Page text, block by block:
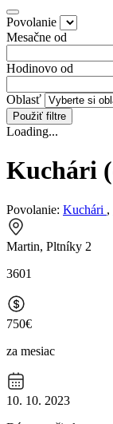
Povolanie
Mesačne od
Hodinovo od
Oblasť
Použiť filtre
Loading...
Kuchári
Povolanie: Kuchári ,
Martin, Pltníky 2
3601
750€
za mesiac
10. 10. 2023